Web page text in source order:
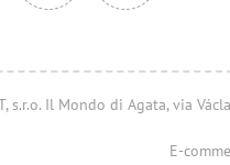
s.r.o. Il Mondo di Agata, via
E-